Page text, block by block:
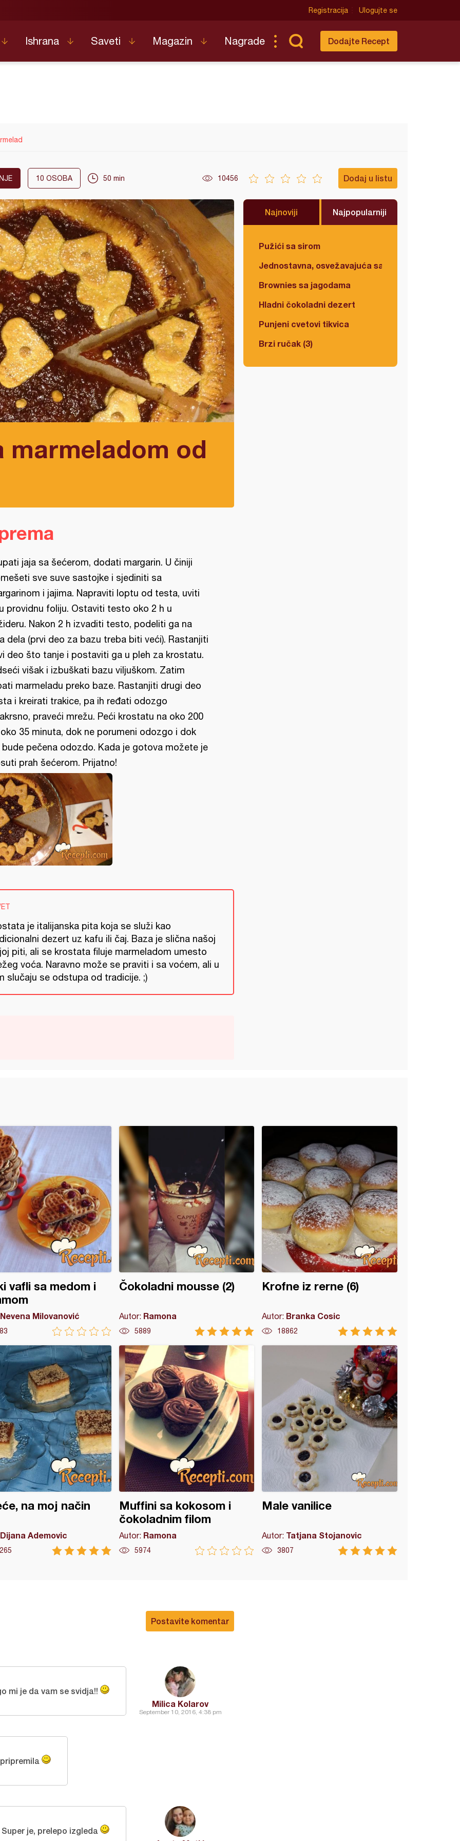
Registracija Ulogujte se
Ishrana Saveti Magazin Nagrade Dodajte Recept
10 OSOBA 50 min 10456 Dodaj u listu
marmeladom od
Najnoviji Najpopularniji
Pužići sa sirom
Jednostavna, osvežavajuća salata
Brownies sa jagodama
Hladni čokoladni dezert
Punjeni cvetovi tikvica
Brzi ručak (3)
jaja sa šećerom, dodati margarin. U činiji
sve suve sastojke i sjediniti sa
i jajima. Napraviti loptu od testa, uviti
providnu foliju. Ostaviti testo oko 2 h u
Nakon 2 h izvaditi testo, podeliti ga na
dela (prvi deo za bazu treba biti veći). Rastanjiti
deo što tanje i postaviti ga u pleh za krostatu.
višak i izbuškati bazu viljuškom. Zatim
marmeladu preko baze. Rastanjiti drugi deo
i kreirati trakice, pa ih ređati odozgo
praveći mrežu. Peći krostatu na oko 200
oko 35 minuta, dok ne porumeni odozgo i dok
bude pečena odozdo. Kada je gotova možete je
prah šećerom. Prijatno!
je italijanska pita koja se služi kao
dezert uz kafu ili čaj. Baza je slična našoj
piti, ali se krostata filuje marmeladom umesto
voća. Naravno može se praviti i sa voćem, ali u
slučaju se odstupa od tradicije. ;)
vafli sa medom i
Nevena Milovanović
Čokoladni mousse (2)
Autor: Ramona
5889
Krofne iz rerne (6)
Autor: Branka Cosic
18862
na moj način
Dijana Ademovic
Muffini sa kokosom i
čokoladnim filom
Autor: Ramona
5974
Male vanilice
Autor: Tatjana Stojanovic
3807
Postavite komentar
Milica Kolarov
September 10, 2016, 4:38 pm
mi je da vam se svidja!!
Super je, prelepo izgleda